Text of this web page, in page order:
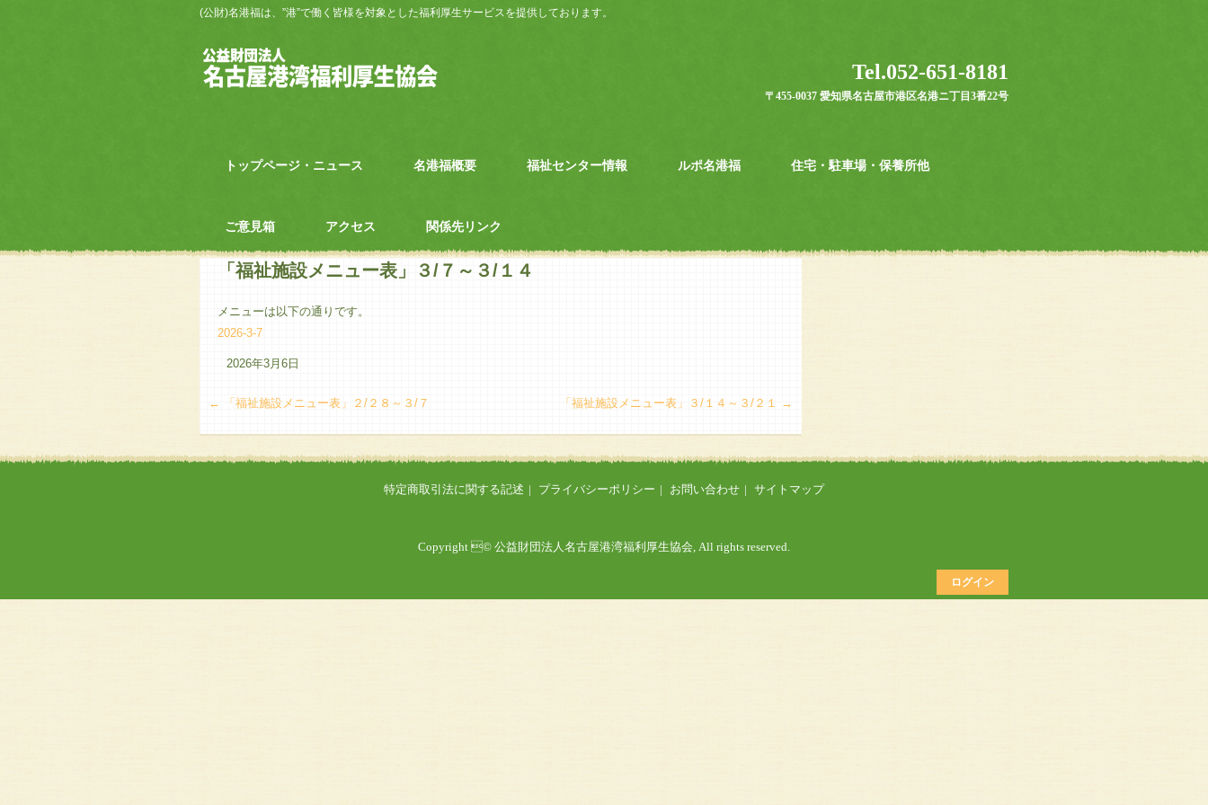
(公財)名港福は、”港”で働く皆様を対象とした福利厚生サービスを提供しております。
Tel.052-651-8181
〒455-0037 愛知県名古屋市港区名港ニ丁目3番22号
トップページ・ニュース 名港福概要 福祉センター情報 ルポ名港福 住宅・駐車場・保養所他
ご意見箱 アクセス 関係先リンク
「福祉施設メニュー表」３/７～３/１４
メニューは以下の通りです。
2026-3-7
2026年3月6日
← 「福祉施設メニュー表」２/２８～３/７ 「福祉施設メニュー表」３/１４～３/２１ →
特定商取引法に関する記述 プライバシーポリシー お問い合わせ サイトマップ
Copyright © 公益財団法人名古屋港湾福利厚生協会, All rights reserved.
ログイン